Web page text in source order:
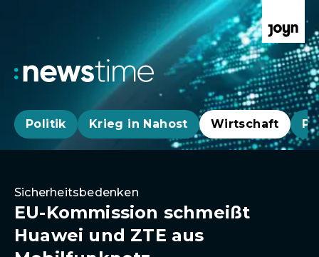
Politik Krieg in Nahost Wirtschaft
Sicherheitsbedenken
EU-Kommission schmeißt
Huawei und ZTE aus